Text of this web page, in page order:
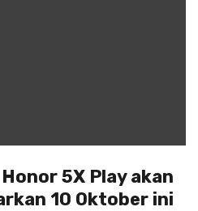
5X Play akan
10 Oktober ini